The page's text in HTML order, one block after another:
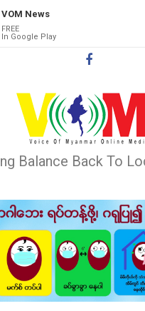
Balance Back To
VOM News
FREE
In Google Play